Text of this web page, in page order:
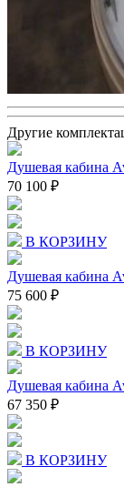
Другие
Душевая кабина
70 100 ₽
В КОРЗИНУ
Душевая кабина
75 600 ₽
В КОРЗИНУ
Душевая кабина
67 350 ₽
В КОРЗИНУ